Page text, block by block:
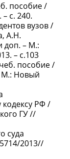
пособие /
с. 240.
вузов /
А.Н.
доп. – М.:
– с.103
пособие /
М.: Новый
РФ /
ГУ //
суда
2013//